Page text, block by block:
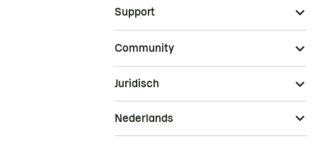
Support
Community
Juridisch
Nederlands